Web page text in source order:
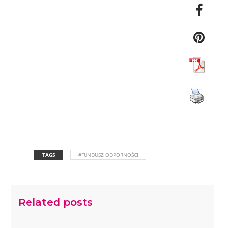
TAGS #FUNDUSZ ODPORNOŚCI
Related posts